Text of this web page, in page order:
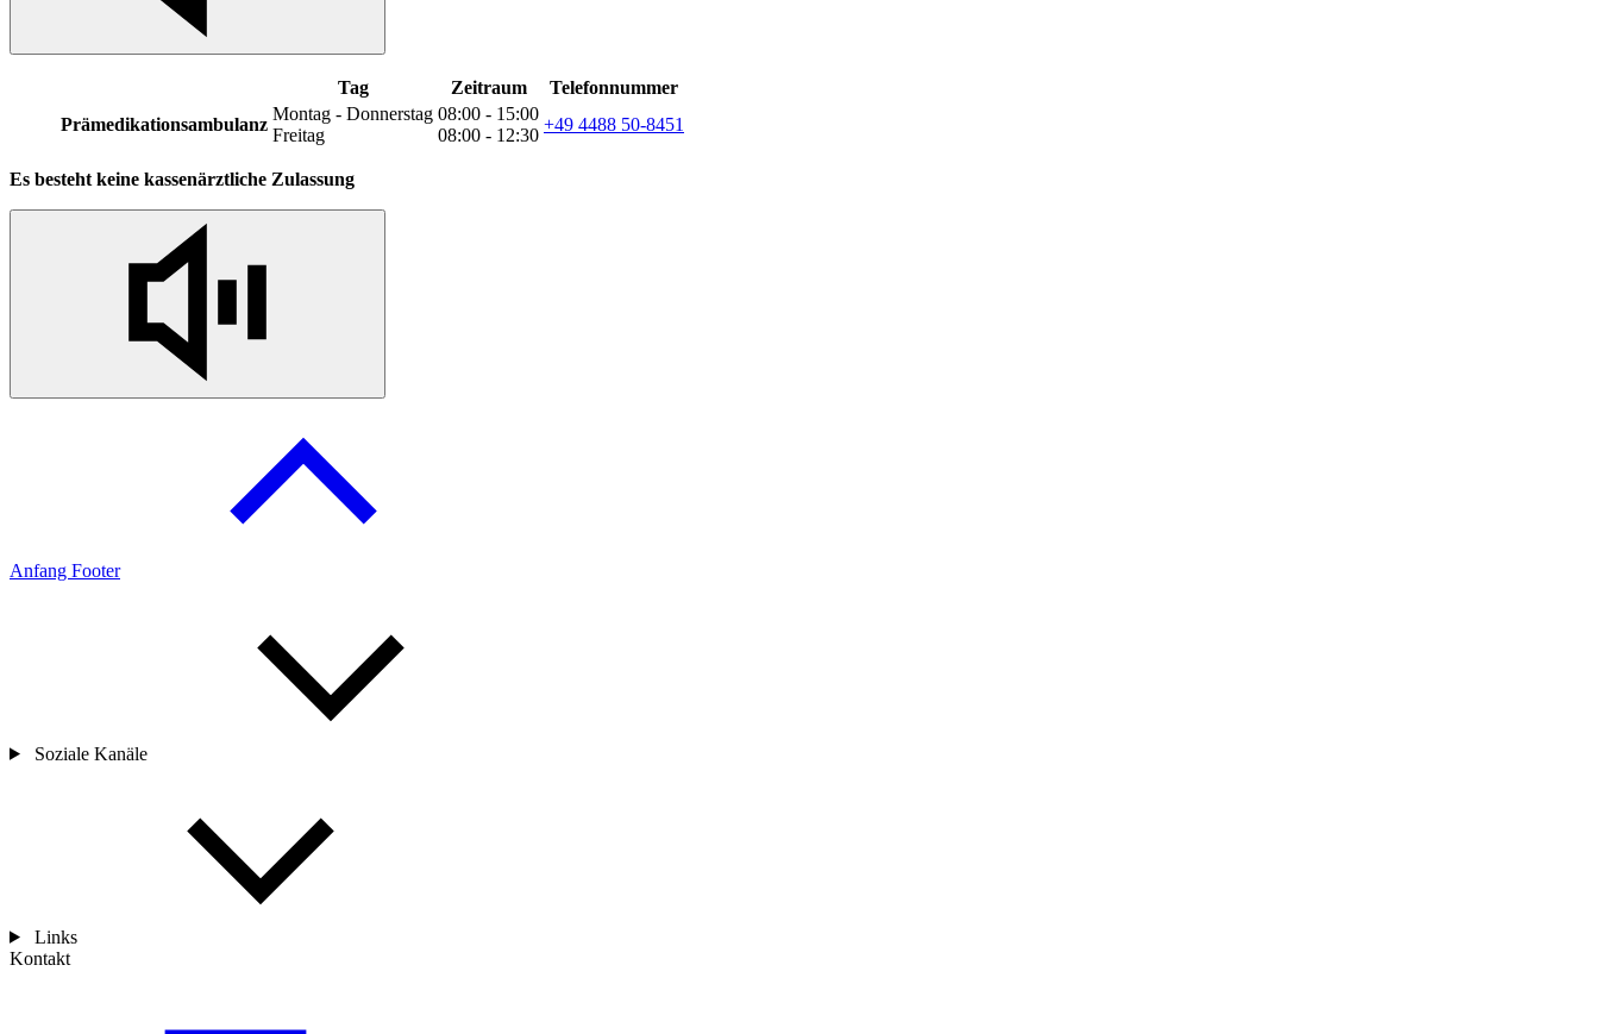
Tag Zeitraum
Telefonnummer
Prämedikationsambulanz
Montag - Donnerstag
Freitag
08:00 - 15:00
08:00 - 12:30
+49 4488 50-8451
Es besteht keine kassenärztliche Zulassung
Anfang Footer
Soziale Kanäle
Links
Kontakt